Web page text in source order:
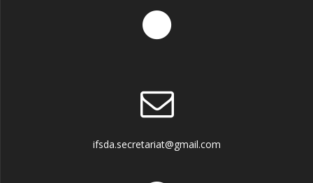
ifsda.secretariat@gmail.com